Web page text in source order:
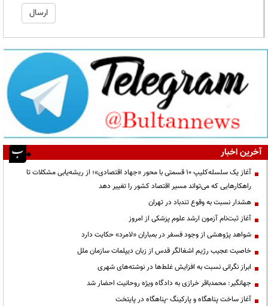
آخرین اخبار
آغاز یک سلسله‌کلیپ ۱۰ قسمتی با محور «جهاد اقتصادی»؛ از ریشه‌یابی مشکلات تا
راهکارهایی که می‌تواند مسیر اقتصاد کشور را تغییر دهد
هشدار نسبت به وقوع تندباد در تهران
آغاز ثبت‌نام آزمون ارشد علوم پزشکی از امروز
شواهد پژوهشی از وجود فسفر در بمباران «لامرد» حکایت دارد
خاصیت عجیب رژیم اشغالگر قدس از زبان دیپلمات سازمان ملل
ابراز نگرانی نسبت به افزایش غلط‌ها در نوشته‌های شهری
جهانگیر: محمدباقر خرازی به دادگاه ویژه روحانیت احضار شد
آغاز ساخت پناهگاه و پارکینگ -پناهگاه در پایتخت